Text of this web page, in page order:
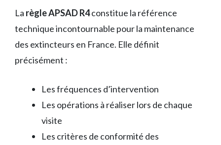
La règle APSAD R4constitue la référence
technique incontournable pour la maintenance
des extincteurs en France. Elle définit
précisément :
Les fréquences d’intervention
Les opérations à réaliser lors de chaque
visite
Les critères de conformité des